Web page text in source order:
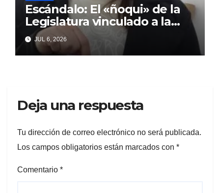
Escándalo: El «ñoqui» de la
Legislatura vinculado a la
concejal libertaria no quiere
soltar al «ESTADO»
JUL 6, 2026
Deja una respuesta
Tu dirección de correo electrónico no será publicada.
Los campos obligatorios están marcados con *
Comentario *